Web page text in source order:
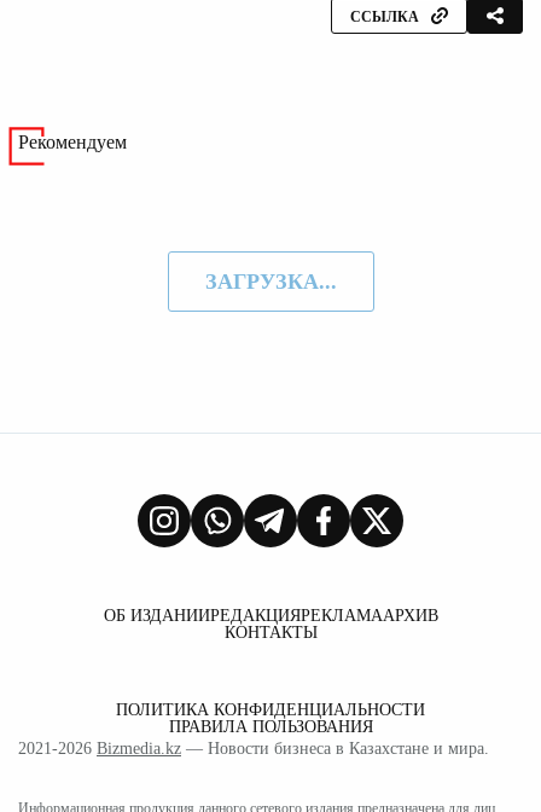
ССЫЛКА
Рекомендуем
ЗАГРУЗКА...
ОБ ИЗДАНИИРЕДАКЦИЯРЕКЛАМААРХИВ
КОНТАКТЫ
ПОЛИТИКА КОНФИДЕНЦИАЛЬНОСТИ
ПРАВИЛА ПОЛЬЗОВАНИЯ
2021-2026 Bizmedia.kz — Новости бизнеса в Казахстане и мира.
Информационная продукция данного сетевого издания предназначена для лиц,